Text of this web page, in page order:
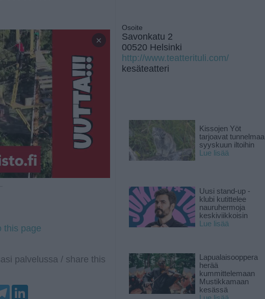
×
this page
palvelussa / share this
T
Osoite
Savonkatu 2
00520 Helsinki
http://www.teatterituli.com/
kesäteatteri
Kissojen Yöt
tarjoavat tunnelmaa
syyskuun iltoihin
Lue lisää
Uusi stand-up -
klubi kutittelee
nauruhermoja
keskiviikkoisin
Lue lisää
Lapualaisooppera
herää
kummittelemaan
Mustikkamaan
kesässä